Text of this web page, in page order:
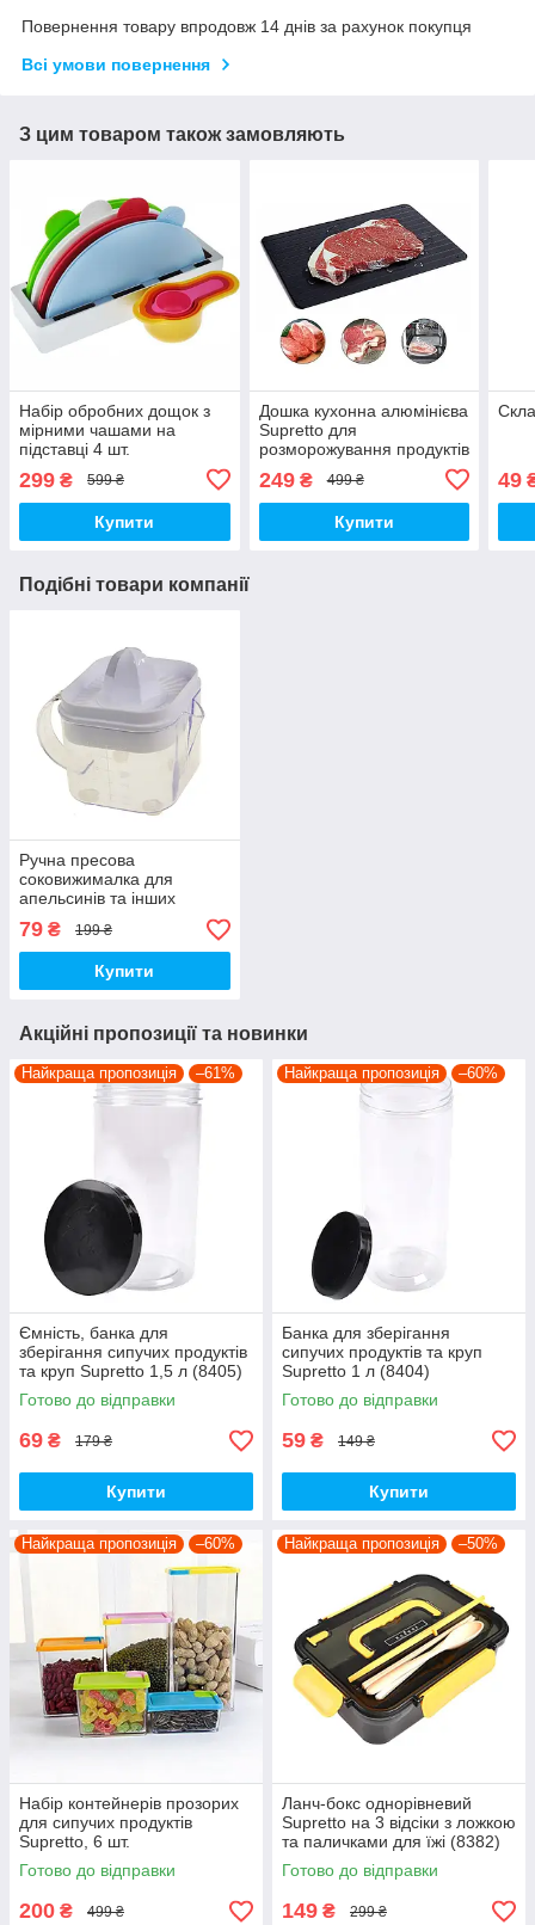
Повернення товару впродовж 14 днів за рахунок покупця
Всі умови повернення
З цим товаром також замовляють
Набір обробних дощок з
мірними чашами на
підставці 4 шт.
299 ₴ 599 ₴
Купити
Дошка кухонна алюмінієва
Supretto для
розморожування продуктів
249₴ 499 ₴
Купити
49
Подібні товари компанії
Ручна пресова
соковижималка для
апельсинів та інших
цитрусових з контейнером
для соку
79 ₴ 199 ₴
Купити
Акційні пропозиції та новинки
Найкраща пропозиція –61%
Ємність, банка для
зберігання сипучих продуктів
та круп Supretto 1,5 л (8405)
Готово до відправки
69 ₴ 179 ₴
Купити
Найкраща пропозиція –60%
Банка для зберігання
сипучих продуктів та круп
Supretto 1 л (8404)
Готово до відправки
59 ₴ 149 ₴
Купити
Найкраща пропозиція –60%
Набір контейнерів прозорих
для сипучих продуктів
Supretto, 6 шт.
Готово до відправки
200 ₴ 499 ₴
Найкраща пропозиція –50%
Ланч-бокс однорівневий
Supretto на 3 відсіки з ложкою
та паличками для їжі (8382)
Готово до відправки
149 ₴ 299 ₴